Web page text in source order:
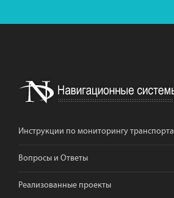
Инструкции по мониторингу транспорта
Вопросы и Ответы
Реализованные проекты